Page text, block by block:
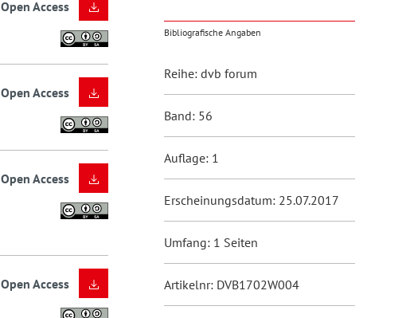
Open Access
Open Access
Open Access
Open Access
Bibliografische Angaben
Reihe: dvb forum
Band: 56
Auflage: 1
Erscheinungsdatum: 25.07.2017
Umfang: 1 Seiten
Artikelnr: DVB1702W004